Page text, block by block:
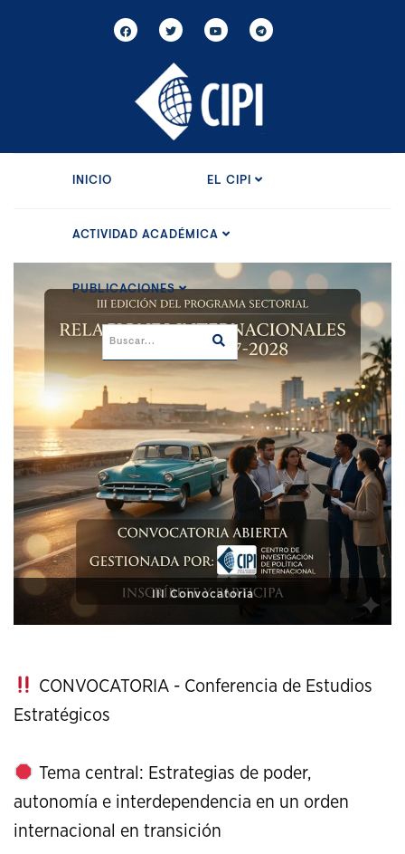
INICIO EL CIPI
ACTIVIDAD ACADÉMICA
PUBLICACIONES
XI Conference on Strategic Studies
CONVOCATORIA - Conferencia de Estudios
Estratégicos
Tema central: Estrategias de poder,
autonomía e interdependencia en un orden
internacional en transición